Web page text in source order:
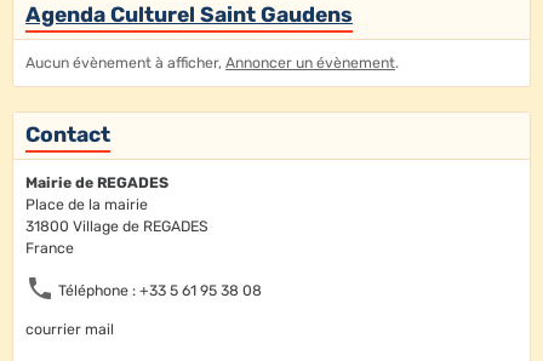
Agenda Culturel Saint Gaudens
Aucun évènement à afficher, Annoncer un évènement.
Contact
Mairie de REGADES
Place de la mairie
31800 Village de REGADES
France
Téléphone : +33 5 61 95 38 08
courrier mail